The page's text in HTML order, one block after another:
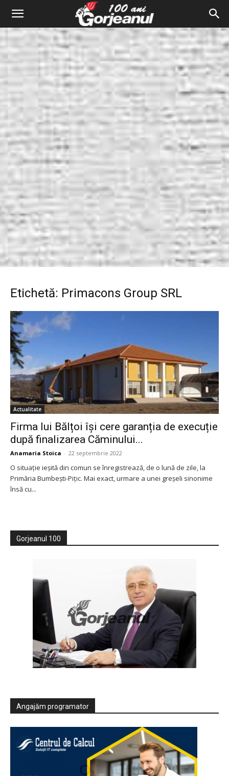
Etichetă: Primacons Group SRL
Actualitate
Firma lui Bălțoi își cere garanția de execuție
după finalizarea Căminului...
Anamaria Stoica - 22 septembrie 2022
O situație ieșită din comun se înregistrează, de o lună de zile, la
Primăria Bumbești-Pițic. Mai exact, urmare a unei greșeli sinonime
însă cu...
Gorjeanul 100
Angajăm programator